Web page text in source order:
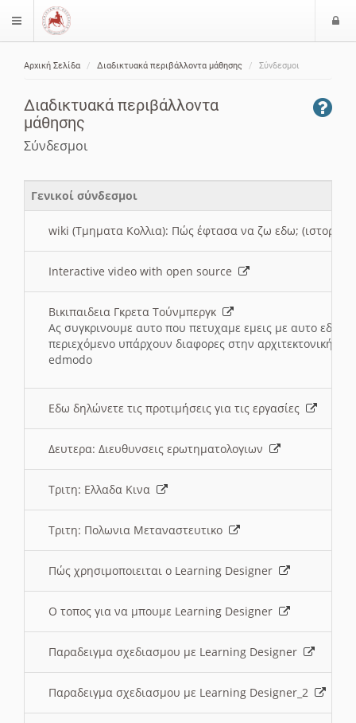
$langMenu
Αρχική Σελίδα Διαδικτυακά περιβάλλοντα μάθησης Σύνδεσμοι
Διαδικτυακά περιβάλλοντα
μάθησης
Σύνδεσμοι
Γενικοί σύνδεσμοι
wiki (Τμηματα Κολλια): Πώς έφτασα να ζω εδω; (ιστορια)
Interactive video with open source
Βικιπαιδεια Γκρετα Τούνμπεργκ
Ας συγκρινουμε αυτο που πετυχαμε εμεις με αυτο εδω
περιεχόμενο υπάρχουν διαφορες στην αρχιτεκτονική
edmodo
Εδω δηλώνετε τις προτιμήσεις για τις εργασίες
Δευτερα: Διευθυνσεις ερωτηματολογιων
Τριτη: Ελλαδα Κινα
Τριτη: Πολωνια Μεταναστευτικο
Πώς χρησιμοποιειται ο Learning Designer
O τοπος για να μπουμε Learning Designer
Παραδειγμα σχεδιασμου με Learning Designer
Παραδειγμα σχεδιασμου με Learning Designer_2